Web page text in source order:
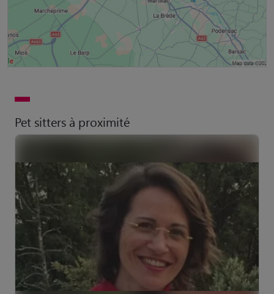
Pet sitters à proximité